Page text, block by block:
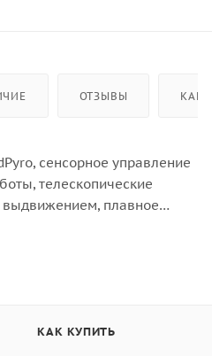
ОТЗЫВЫ КАК
сенсорное управление
телескопические
плавное
для пиццы.
стеклянная посуда, и
КАК КУПИТЬ